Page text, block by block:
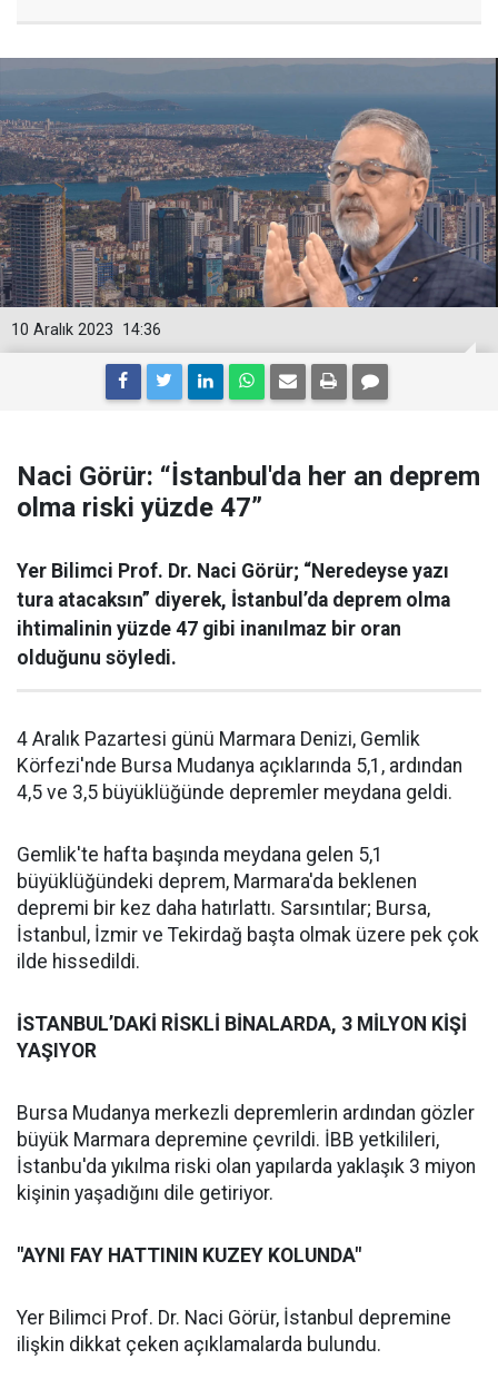
14:36
10 Aralık 2023
Naci Görür: “İstanbul'da her an deprem
olma riski yüzde 47”
Yer Bilimci Prof. Dr. Naci Görür; “Neredeyse yazı
tura atacaksın” diyerek, İstanbul’da deprem olma
ihtimalinin yüzde 47 gibi inanılmaz bir oran
olduğunu söyledi.
4 Aralık Pazartesi günü Marmara Denizi, Gemlik
Körfezi'nde Bursa Mudanya açıklarında 5,1, ardından
4,5 ve 3,5 büyüklüğünde depremler meydana geldi.
Gemlik'te hafta başında meydana gelen 5,1
büyüklüğündeki deprem, Marmara'da beklenen
depremi bir kez daha hatırlattı. Sarsıntılar; Bursa,
İstanbul, İzmir ve Tekirdağ başta olmak üzere pek çok
ilde hissedildi.
İSTANBUL’DAKİ RİSKLİ BİNALARDA, 3 MİLYON KİŞİ
YAŞIYOR
Bursa Mudanya merkezli depremlerin ardından gözler
büyük Marmara depremine çevrildi. İBB yetkilileri,
İstanbu'da yıkılma riski olan yapılarda yaklaşık 3 miyon
kişinin yaşadığını dile getiriyor.
"AYNI FAY HATTININ KUZEY KOLUNDA"
Yer Bilimci Prof. Dr. Naci Görür, İstanbul depremine
ilişkin dikkat çeken açıklamalarda bulundu.